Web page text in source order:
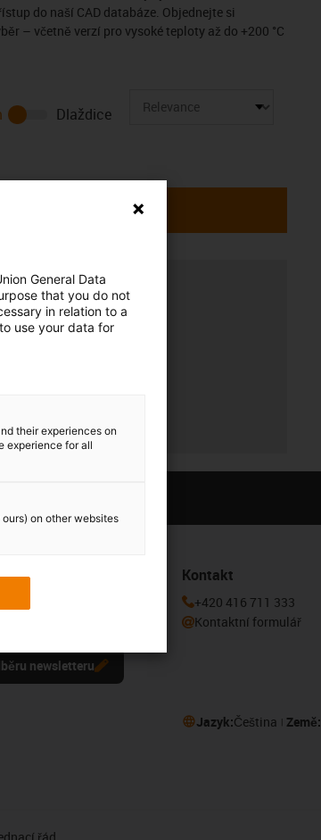
do naší CAD databáze. Objednejte si
– včetně verzí pro vysoké teploty až do +200 °C
Dlaždice
se k odběru
newsletteru
Kontakt
+420 416 711 333
Kontaktní formulář
Jazyk:Čeština Země:
řád
General Data
that you do not
in relation to a
use your data for
their experiences on
experience for all
on other websites